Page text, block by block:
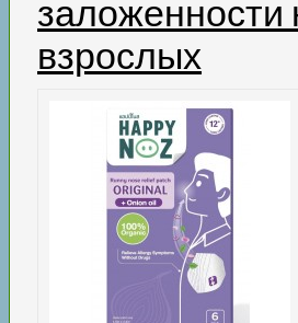
заложенности
взрослых